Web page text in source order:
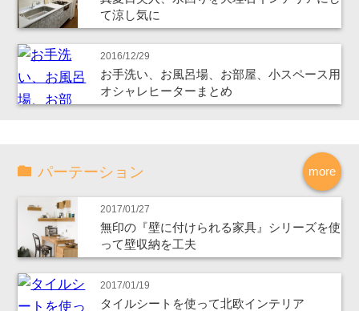
て涼し気に
2016/12/29
お手洗い、お風呂場、お部屋、小スペース用
オシャレヒーターまとめ
more
パーテーション
2017/01/27
無印の『壁に付けられる家具』シリーズを使
って壁収納を工夫
2017/01/19
タイルシートを使って北欧インテリア